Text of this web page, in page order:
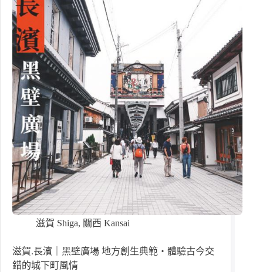
滋賀 Shiga, 關西 Kansai
滋賀.長濱｜黑壁廣場 地方創生典範・體驗古今交
錯的城下町風情